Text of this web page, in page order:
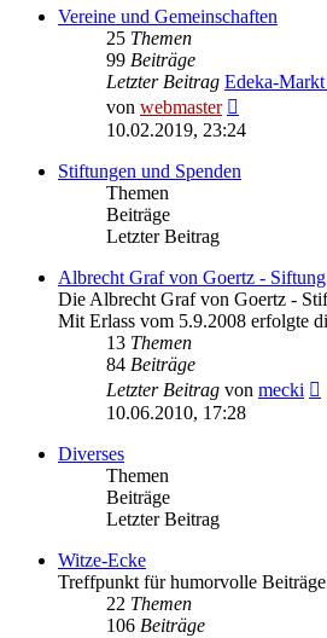
Vereine und Gemeinschaften
25 Themen
99 Beiträge
Letzter Beitrag Edeka-
von webmaster
Beitrag
10.02.2019, 23:24
Stiftungen und Spenden
Themen
Beiträge
Letzter Beitrag
Albrecht Graf von Goertz -
Die Albrecht Graf von Goertz -
Mit Erlass vom 5.9.2008 erfolgte
13 Themen
84 Beiträge
Letzter Beitrag von mecki
10.06.2010, 17:28
Diverses
Themen
Beiträge
Letzter Beitrag
Witze-Ecke
Treffpunkt für humorvolle
22 Themen
106 Beiträge